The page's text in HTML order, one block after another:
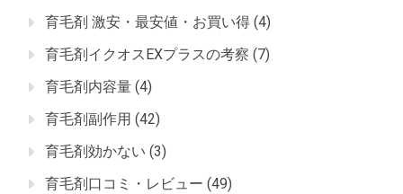
育毛剤 激安・最安値・お買い得 (4)
育毛剤イクオスEXプラスの考察 (7)
育毛剤内容量 (4)
育毛剤副作用 (42)
育毛剤効かない (3)
育毛剤口コミ・レビュー (49)